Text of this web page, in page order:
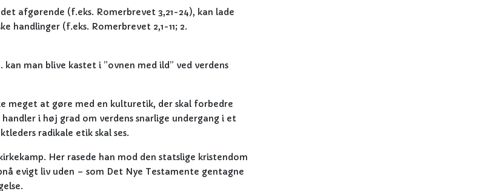
afgørende (f.eks. Romerbrevet 3,21-24), kan lade
handlinger (f.eks. Romerbrevet 2,1-11; 2.
man blive kastet i ”ovnen med ild” ved verdens
meget at gøre med en kulturetik, der skal forbedre
i høj grad om verdens snarlige undergang i et
radikale etik skal ses.
Her rasede han mod den statslige kristendom
evigt liv uden – som Det Nye Testamente gentagne